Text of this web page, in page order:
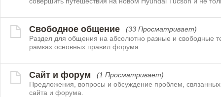
Свободное общение
(33 Просматривает)
Раздел для общения на абсолютно разные и свободные
рамках основных правил форума.
Сайт и форум
(1 Просматривает)
Предложения, вопросы и обсуждение проблем,
сайта и форума.